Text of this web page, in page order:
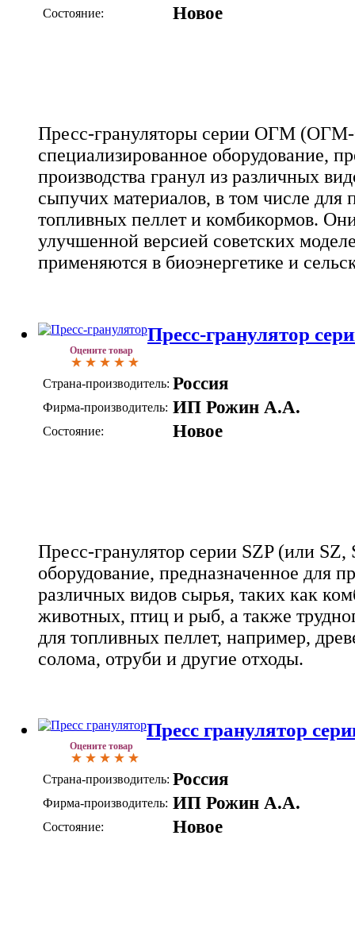
Состояние: Новое
Пресс-грануляторы серии ОГМ
специализированное оборудование,
производства гранул из различных
сыпучих материалов, в том числе для
топливных пеллет и комбикормов.
улучшенной версией советских
применяются в биоэнергетике и
Оцените товар
Пресс-гранулятор
Страна-производитель: Россия
Фирма-производитель: ИП Рожин А.А.
Состояние: Новое
Пресс-гранулятор серии SZP (или SZ,
оборудование, предназначенное для
различных видов сырья, таких как
животных, птиц и рыб, а также
для топливных пеллет, например,
солома, отруби и другие отходы.
Оцените товар
Пресс гранулятор
Страна-производитель: Россия
Фирма-производитель: ИП Рожин А.А.
Состояние: Новое